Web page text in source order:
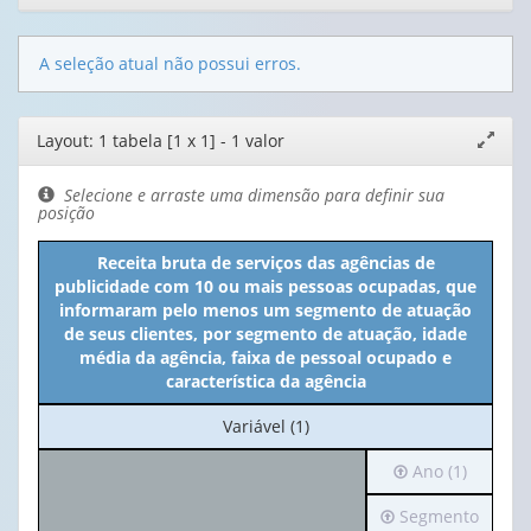
A seleção atual não possui erros.
Editor
de
layout
janela
Layout: 1 tabela [1 x 1] - 1 valor
Selecione e arraste uma dimensão para definir sua
posição
Receita bruta de serviços das agências de
publicidade com 10 ou mais pessoas ocupadas, que
informaram pelo menos um segmento de atuação
de seus clientes, por segmento de atuação, idade
média da agência, faixa de pessoal ocupado e
característica da agência
No
cabeçalho:
Variável (1)
Irá
para
o
Ano (1)
Irá Segmento